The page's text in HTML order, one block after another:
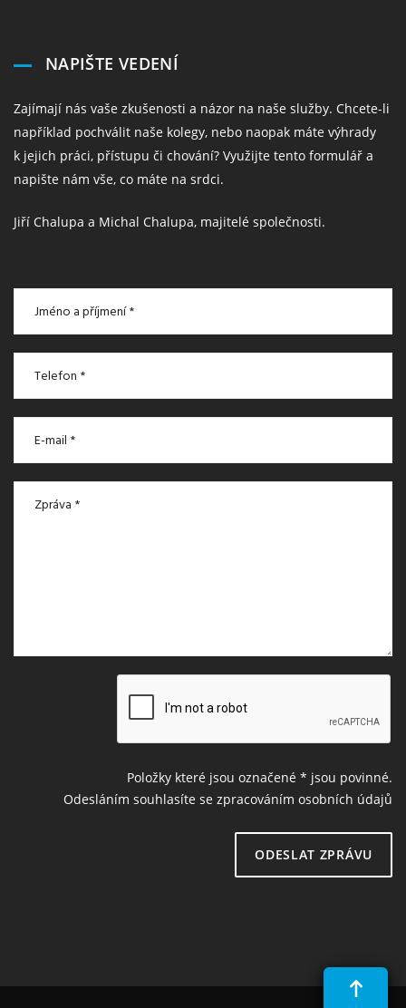
NAPIŠTE VEDENÍ
Zajímají nás vaše zkušenosti a názor na naše služby. Chcete-li
například pochválit naše kolegy, nebo naopak máte výhrady
k jejich práci, přístupu či chování? Využijte tento formulář a
napište nám vše, co máte na srdci.
Jiří Chalupa a Michal Chalupa, majitelé společnosti.
Položky které jsou označené * jsou povinné.
Odesláním souhlasíte se zpracováním osobních údajů
ODESLAT ZPRÁVU